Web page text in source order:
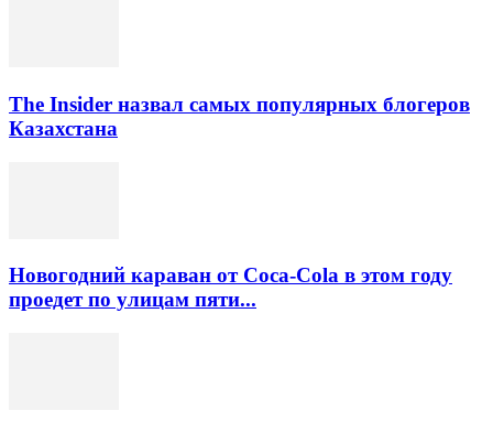
The Insider назвал самых популярных блогеров
Казахстана
Новогодний караван от Coca-Cola в этом году
проедет по улицам пяти...